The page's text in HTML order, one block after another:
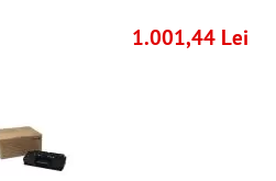
1.001,44 Lei